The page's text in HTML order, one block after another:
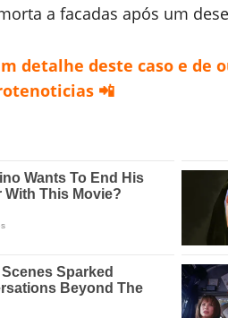
a facadas após um
detalhe deste caso e de
📲